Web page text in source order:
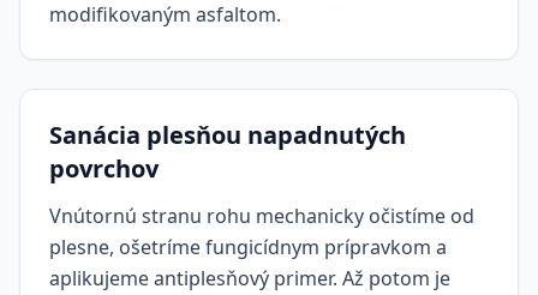
modifikovaným asfaltom.
Sanácia plesňou napadnutých
povrchov
Vnútornú stranu rohu mechanicky očistíme od
plesne, ošetríme fungicídnym prípravkom a
aplikujeme antiplesňový primer. Až potom je